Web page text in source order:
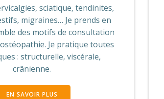
sciatique, tendinites,
migraines… Je prends en
des motifs de consultation
Je pratique toutes
: structurelle, viscérale,
crânienne.
EN SAVOIR PLUS